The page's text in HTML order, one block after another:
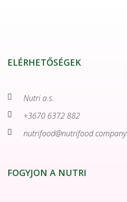
ELÉRHETŐSÉGEK
Nutri a.s.
+3670 6372 882
nutrifood@nutrifood.company
FOGYJON A NUTRI